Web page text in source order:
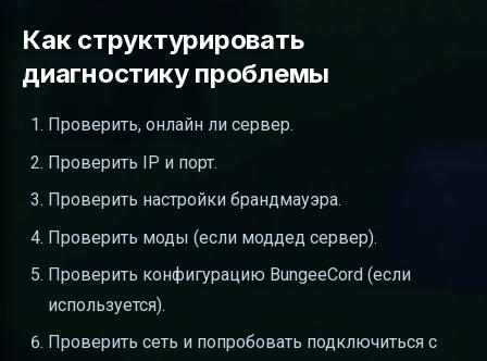
Как структурировать
диагностику проблемы
Проверить, онлайн ли сервер.
Проверить IP и порт.
Проверить настройки брандмауэра.
Проверить моды (если моддед сервер).
Проверить конфигурацию BungeeCord (если
используется).
Проверить сеть и попробовать подключиться с